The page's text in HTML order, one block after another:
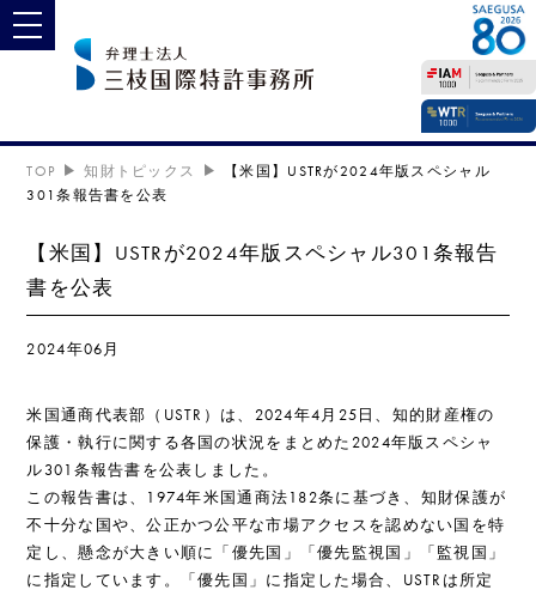
toggle navigation
TOP 知財トピックス
【米国】USTRが2024年版スペシャル
301条報告書を公表
【米国】USTRが2024年版スペシャル301条報告
書を公表
2024年06月
米国通商代表部（USTR）は、2024年4月25日、知的財産権の
保護・執行に関する各国の状況をまとめた2024年版スペシャ
ル301条報告書を公表しました。
この報告書は、1974年米国通商法182条に基づき、知財保護が
不十分な国や、公正かつ公平な市場アクセスを認めない国を特
定し、懸念が大きい順に「優先国」「優先監視国」「監視国」
に指定しています。「優先国」に指定した場合、USTRは所定